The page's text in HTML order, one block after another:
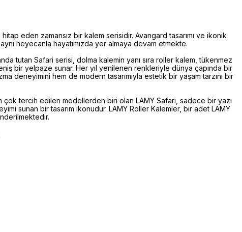
eden zamansız bir kalem serisidir. Avangard tasarımı ve ikonik
heyecanla hayatımızda yer almaya devam etmekte.
tutan Safari serisi, dolma kalemin yanı sıra roller kalem, tükenmez
bir yelpaze sunar. Her yıl yenilenen renkleriyle dünya çapında bir
deneyimini hem de modern tasarımıyla estetik bir yaşam tarzını bir
çok tercih edilen modellerden biri olan LAMY Safari, sadece bir yazı
sunan bir tasarım ikonudur. LAMY Roller Kalemler, bir adet LAMY